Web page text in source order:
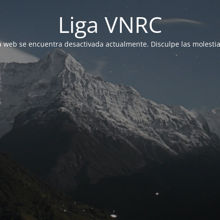
Liga VNRC
web se encuentra desactivada actualmente. Disculpe las